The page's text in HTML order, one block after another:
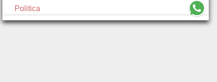
Politica